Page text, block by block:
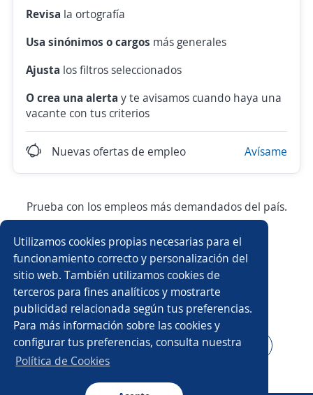
Utilizamos cookies propias necesarias para el
funcionamiento correcto y personalización del
sitio web. También utilizamos cookies de
terceros para fines analíticos y mostrarte
publicidad relacionada según tus preferencias.
Para más información sobre las cookies y
configurar tus preferencias, consulta nuestra
Política de Cookies
Revisa la ortografía
Usa sinónimos o cargos más generales
Ajusta los filtros seleccionados
O crea una alerta y te avisamos cuando haya una
vacante con tus criterios
Nuevas ofertas de empleo Avísame
Prueba con los empleos más demandados del país.
Asesor/a comercial Asesor/a comercial freelance
Producción Ejecutivo/a comercial
Auxiliar de almacén Asesor/a telefónico
Asesor/a servicio al cliente Auxiliar administrativo/a
Auxiliar de cocina Conductor/a